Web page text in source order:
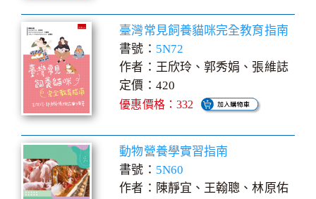
臺灣常見飼養貓咪完全教育指南
書號： 5N72
作者：王欣玲、郭秀娟、張維誌
定價：420
優惠價格：332
動物營養學實習指南
書號： 5N60
作者：陳靜宜、王翰聰、林原佑